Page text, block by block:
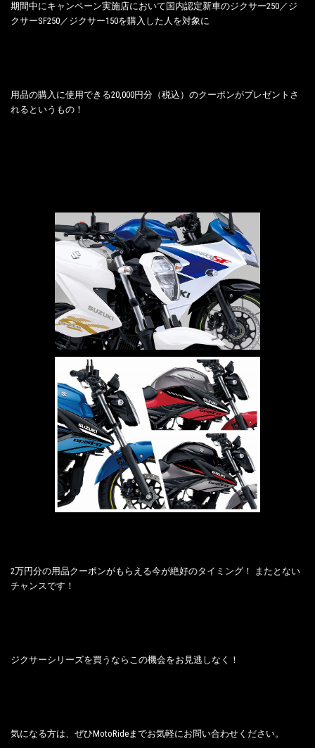
期間中にキャンペーン実施店において国内認定新車のジクサー250／ジ
クサーSF250／ジクサー150を購入した人を対象に
用品の購入に使用できる20,000円分（税込）のクーポンがプレゼントさ
れるというもの！
2万円分の用品クーポンがもらえる今が絶好のタイミング！ またとない
チャンスです！
ジクサーシリーズを買うならこの機会をお見逃しなく！
気になる方は、ぜひMotoRideまでお気軽にお問い合わせください。